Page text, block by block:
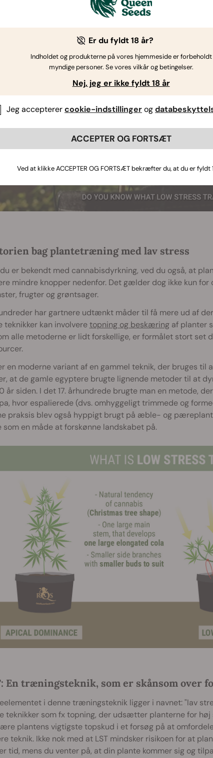
bag plantetræning med lav stress
er bekendt med cannabisdyrkning, ved du også, at
mindre knopper nedenfor. Det gælder dog ikke kun
frugter og grøntsager.
har gartnere udtænkt måder til få mere ud af
teknikker kan involveretopning og beskæringaf planter
alle metoderne er lidt forskellige, er formålet stort set
en moderne variant af en gammel teknik, der bruges
at de gamle egyptere brugte lignende metoder til at
år siden. I det 17. århundrede brugte man en metode,
hvor espalierede (dvs. omhyggeligt trimmede og
praksis blev også hyppigt brugt på æble- og
som en måde at forskønne landskabet på.
En træningsteknik, som er skånsom over
i denne træningsteknik ligger i navnet: "lav
teknikker som fx topning, der udsætter planterne for
plantens vigtigste topskud i et forsøg på at
teknik. Ikke nok med at LST mindsker risikoen for at
tid, mens du venter på, at din plante kommer sig og
Er du fyldt 18 år?
Indholdet og produkterne på vores hjemmeside er forbeholdt
myndige personer. Se vores vilkår og betingelser.
Nej, jeg er ikke fyldt 18 år
Jeg accepterercookie-indstillingerog
ACCEPTER OG FORTSÆT
Ved at klikke ACCEPTER OG FORTSÆT bekræfter du, at du er fyldt